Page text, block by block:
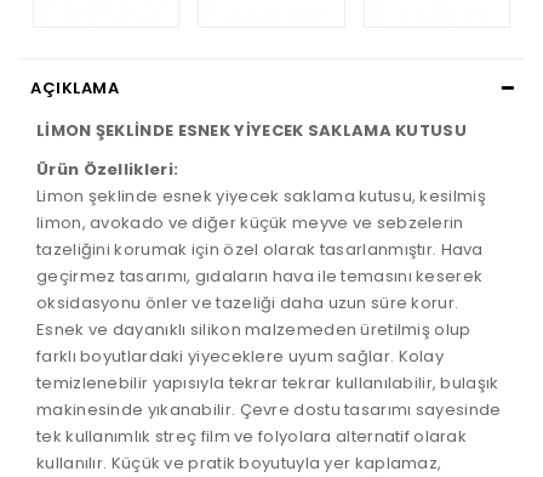
AÇIKLAMA
LİMON ŞEKLİNDE ESNEK YİYECEK SAKLAMA KUTUSU
Ürün Özellikleri:
Limon şeklinde esnek yiyecek saklama kutusu, kesilmiş
limon, avokado ve diğer küçük meyve ve sebzelerin
tazeliğini korumak için özel olarak tasarlanmıştır. Hava
geçirmez tasarımı, gıdaların hava ile temasını keserek
oksidasyonu önler ve tazeliği daha uzun süre korur.
Esnek ve dayanıklı silikon malzemeden üretilmiş olup
farklı boyutlardaki yiyeceklere uyum sağlar. Kolay
temizlenebilir yapısıyla tekrar tekrar kullanılabilir, bulaşık
makinesinde yıkanabilir. Çevre dostu tasarımı sayesinde
tek kullanımlık streç film ve folyolara alternatif olarak
kullanılır. Küçük ve pratik boyutuyla yer kaplamaz,